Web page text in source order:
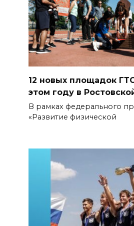
12 новых площадок
этом году в
В рамках федерального
«Развитие физической